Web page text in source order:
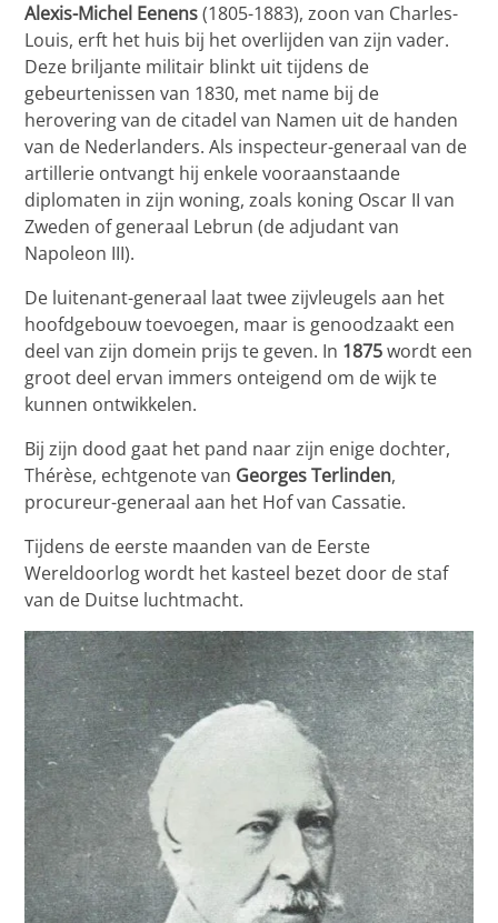
Alexis-Michel Eenens(1805-1883), zoon van Charles-
Louis, erft het huis bij het overlijden van zijn vader.
Deze briljante militair blinkt uit tijdens de
gebeurtenissen van 1830, met name bij de
herovering van de citadel van Namen uit de handen
van de Nederlanders. Als inspecteur-generaal van de
artillerie ontvangt hij enkele vooraanstaande
diplomaten in zijn woning, zoals koning Oscar II van
Zweden of generaal Lebrun (de adjudant van
Napoleon III).
De luitenant-generaal laat twee zijvleugels aan het
hoofdgebouw toevoegen, maar is genoodzaakt een
deel van zijn domein prijs te geven. In 1875wordt een
groot deel ervan immers onteigend om de wijk te
kunnen ontwikkelen.
Bij zijn dood gaat het pand naar zijn enige dochter,
Thérèse, echtgenote van Georges Terlinden,
procureur-generaal aan het Hof van Cassatie.
Tijdens de eerste maanden van de Eerste
Wereldoorlog wordt het kasteel bezet door de staf
van de Duitse luchtmacht.